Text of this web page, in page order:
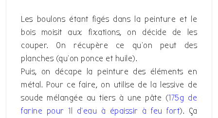
Les boulons étant figés dans la peinture et le
bois moisit aux fixations, on décide de les
couper. On récupère ce qu’on peut des
planches (qu’on ponce et huile).
Puis, on décape la peinture des éléments en
métal. Pour ce faire, on utilise de la lessive de
soude mélangée au tiers à une pâte (175g de
farine pour 1l d’eau à épaissir à feu fort). Ça